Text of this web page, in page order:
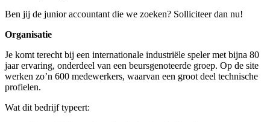
Ben jij de junior accountant die we zoeken? Solliciteer dan nu!
Organisatie
Je komt terecht bij een internationale industriële speler met bijna 80
jaar ervaring, onderdeel van een beursgenoteerde groep. Op de site
werken zo’n 600 medewerkers, waarvan een groot deel technische
profielen.
Wat dit bedrijf typeert: